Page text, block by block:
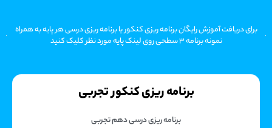
برای دریافت آموزش رایگان برنامه ریزی کنکور یا برنامه ریزی درسی هر پایه به همراه
نمونه برنامه 3 سطحی روی لینک پایه مورد نظر کلیک کنید
برنامه ریزی کنکور تجربی
برنامه ریزی درسی دهم تجربی